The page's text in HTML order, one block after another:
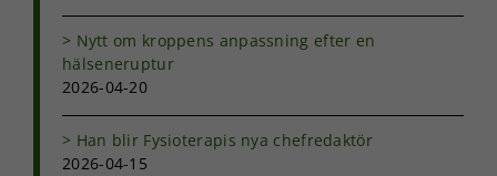
Nytt om kroppens anpassning efter en
hälseneruptur
2026-04-20
Han blir Fysioterapis nya chefredaktör
2026-04-15
hemsidan
används.
Upplevelse
För att vår